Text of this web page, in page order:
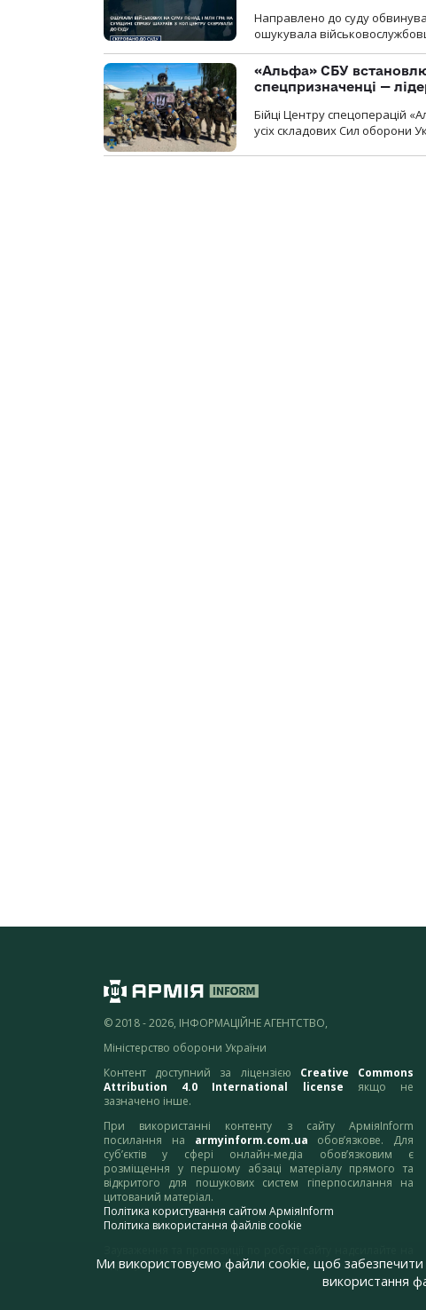
Направлено до суду
ошукувала
«Альфа» СБУ
спецпризначенці —
Бійці Центру спецоперацій
усіх складових Сил оборони
© 2018 - 2026, ІНФОРМАЦІЙНЕ АГЕНТСТВО,
Міністерство оборони України
Контент доступний за ліцензією Creative Commons
Attribution 4.0 International license якщо не
зазначено інше.
При використанні контенту з сайту АрміяInform
посилання на armyinform.com.ua обов’язкове. Для
суб’єктів у сфері онлайн-медіа обов’язковим є
розміщення у першому абзаці матеріалу прямого та
відкритого для пошукових систем гіперпосилання на
цитований матеріал.
Політика користування сайтом АрміяInform
Політика використання файлів cookie
адресу:webmaster@armyinform.com.ua
Ми використовуємо файли cookie, щоб
використання